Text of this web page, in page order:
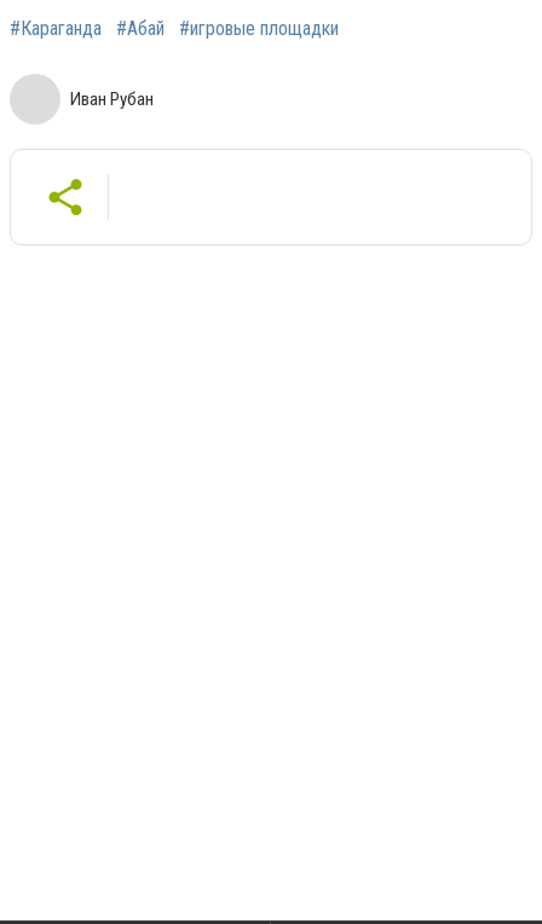
#Караганда #Абай #игровые площадки
Иван Рубан